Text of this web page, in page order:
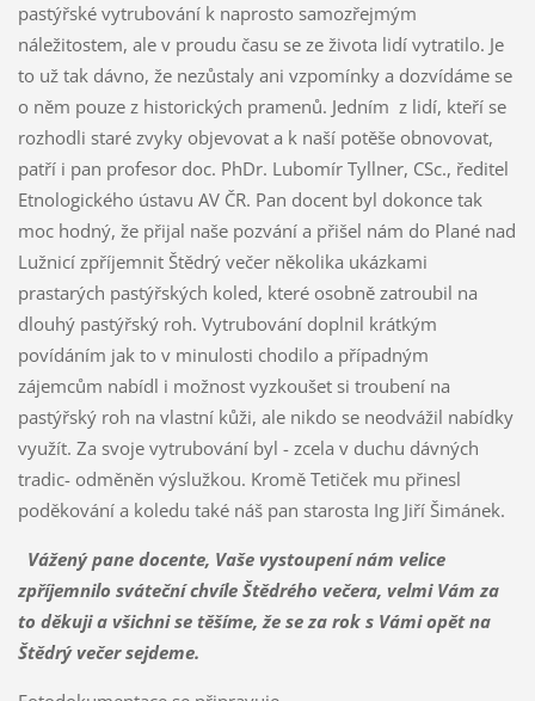
pastýřské vytrubování k naprosto samozřejmým
náležitostem, ale v proudu času se ze života lidí vytratilo. Je
to už tak dávno, že nezůstaly ani vzpomínky a dozvídáme se
o něm pouze z historických pramenů. Jedním z lidí, kteří se
rozhodli staré zvyky objevovat a k naší potěše obnovovat,
patří i pan profesor doc. PhDr. Lubomír Tyllner, CSc., ředitel
Etnologického ústavu AV ČR. Pan docent byl dokonce tak
moc hodný, že přijal naše pozvání a přišel nám do Plané nad
Lužnicí zpříjemnit Štědrý večer několika ukázkami
prastarých pastýřských koled, které osobně zatroubil na
dlouhý pastýřský roh. Vytrubování doplnil krátkým
povídáním jak to v minulosti chodilo a případným
zájemcům nabídl i možnost vyzkoušet si troubení na
pastýřský roh na vlastní kůži, ale nikdo se neodvážil nabídky
využít. Za svoje vytrubování byl - zcela v duchu dávných
tradic- odměněn výslužkou. Kromě Tetiček mu přinesl
poděkování a koledu také náš pan starosta Ing Jiří Šimánek.
Vážený pane docente, Vaše vystoupení nám velice
zpříjemnilo sváteční chvíle Štědrého večera, velmi Vám za
to děkuji a všichni se těšíme, že se za rok s Vámi opět na
Štědrý večer sejdeme.